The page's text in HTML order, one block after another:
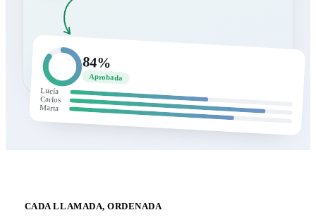
84%
Aprobada
Lucía
Carlos
Marta
CADA LLAMADA, ORDENADA